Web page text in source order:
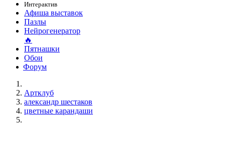
Интерактив
Афиша выставок
Пазлы
Нейрогенератор
🔥
Пятнашки
Обои
Форум
Артклуб
александр шестаков
цветные карандаши